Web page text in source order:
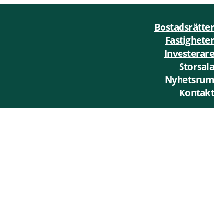
Bostadsrätter
Fastigheter
Investerare
Storsala
Nyhetsrum
Kontakt